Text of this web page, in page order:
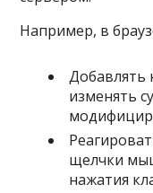
Например, в
Добавлять
изменять
щелчки
нажатия